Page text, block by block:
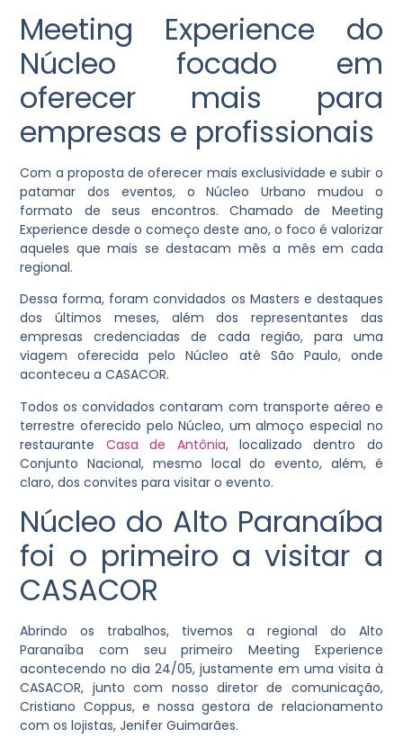
Meeting Experience do
Núcleo focado em
oferecer mais para
empresas e profissionais
Com a proposta de oferecer mais exclusividade e subir o
patamar dos eventos, o Núcleo Urbano mudou o
formato de seus encontros. Chamado de Meeting
Experience desde o começo deste ano, o foco é valorizar
aqueles que mais se destacam mês a mês em cada
regional.
Dessa forma, foram convidados os Masters e destaques
dos últimos meses, além dos representantes das
empresas credenciadas de cada região, para uma
viagem oferecida pelo Núcleo até São Paulo, onde
aconteceu a CASACOR.
Todos os convidados contaram com transporte aéreo e
terrestre oferecido pelo Núcleo, um almoço especial no
restaurante Casa de Antônia, localizado dentro do
Conjunto Nacional, mesmo local do evento, além, é
claro, dos convites para visitar o evento.
Núcleo do Alto Paranaíba
foi o primeiro a visitar a
CASACOR
Abrindo os trabalhos, tivemos a regional do Alto
Paranaíba com seu primeiro Meeting Experience
acontecendo no dia 24/05, justamente em uma visita à
CASACOR, junto com nosso diretor de comunicação,
Cristiano Coppus, e nossa gestora de relacionamento
com os lojistas, Jenifer Guimarães.